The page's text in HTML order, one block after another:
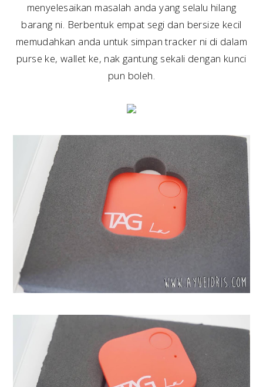
menyelesaikan masalah anda yang selalu hilang
barang ni. Berbentuk empat segi dan bersize kecil
memudahkan anda untuk simpan tracker ni di dalam
purse ke, wallet ke, nak gantung sekali dengan kunci
pun boleh.